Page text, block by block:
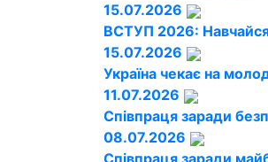
15.07.2026
ВСТУП 2026: Навчайся
15.07.2026
Україна чекає на
11.07.2026
Співпраця заради
08.07.2026
Співпраця заради